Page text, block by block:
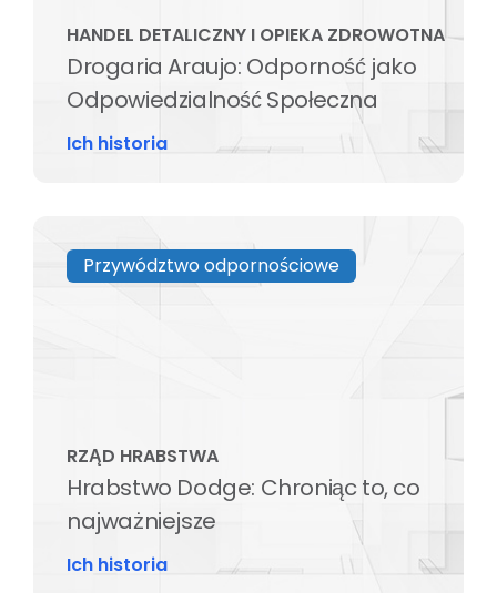
HANDEL DETALICZNY I OPIEKA ZDROWOTNA
Drogaria Araujo: Odporność jako
Odpowiedzialność Społeczna
Ich historia
Przywództwo odpornościowe
RZĄD HRABSTWA
Hrabstwo Dodge: Chroniąc to, co
najważniejsze
Ich historia